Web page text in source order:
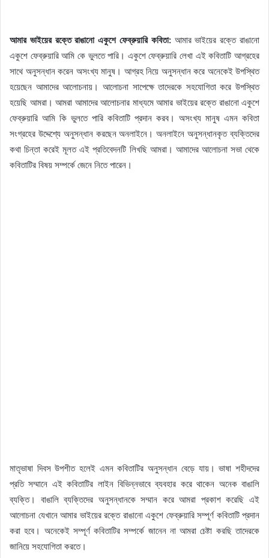
আমার ভাইয়ের রক্তে রাঙানো একুশে ফেব্রুয়ারি কবিতা:আমার ভাইয়ের রক্তে রাঙানো
একুশে ফেব্রুয়ারি আমি কে ভুলতে পারি। একুশে ফেব্রুয়ারি লেখা এই কবিতাটি আগ্রহের
সাথে অনুসন্ধান করেন অসংখ্য মানুষ। আগ্রহ নিয়ে অনুসন্ধান করে অনেকেই উপস্থিত
হয়েছেন আমাদের আলোচনায়। আলোচনা সাপেক্ষে তাদেরকে সহযোগিতা করে উপস্থিত
হয়েছি আমরা। আমরা আমাদের আলোচনার মাধ্যমে আমার ভাইয়ের রক্তে রাঙানো একুশে
ফেব্রুয়ারি আমি কি ভুলতে পারি কবিতাটি প্রদান করব। অসংখ্য মানুষ এমন কবিতা
সংগ্রহের উদ্দেশ্যে অনুসন্ধান করছেন অনলাইনে। অনলাইনে অনুসন্ধানকৃত ব্যক্তিদের
কথা চিন্তা করেই মূলত এই প্রতিবেদনটি লিখছি আমরা। আমাদের আলোচনা সভা থেকে
কবিতাটির বিষয় সম্পর্কে জেনে নিতে পারেন।
মাতৃভাষা দিবস উপশীত হলেই এমন কবিতাটির অনুসন্ধান বেড়ে যায়। ভাষা শহীদদের
প্রতি সম্মানে এই কবিতাটির লাইন বিভিন্নভাবে ব্যবহার করে থাকেন অনেক বাঙালি
ব্যক্তি। বাঙালি ব্যক্তিদের অনুসন্ধানকে সম্মান করে আমরা প্রকাশ করেছি এই
আলোচনা যেখানে আমার ভাইয়ের রক্তে রাঙানো একুশে ফেব্রুয়ারি সম্পূর্ণ কবিতাটি প্রদান
করা হবে। অনেকেই সম্পূর্ণ কবিতাটির সম্পর্কে জানেন না আমরা চেষ্টা করছি তাদেরকে
জানিয়ে সহযোগিতা করতে।